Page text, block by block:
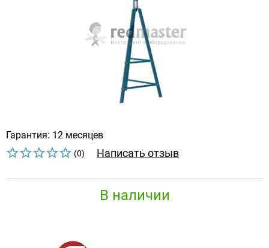
Гарантия: 12 месяцев
(0) Написать отзыв
В наличии